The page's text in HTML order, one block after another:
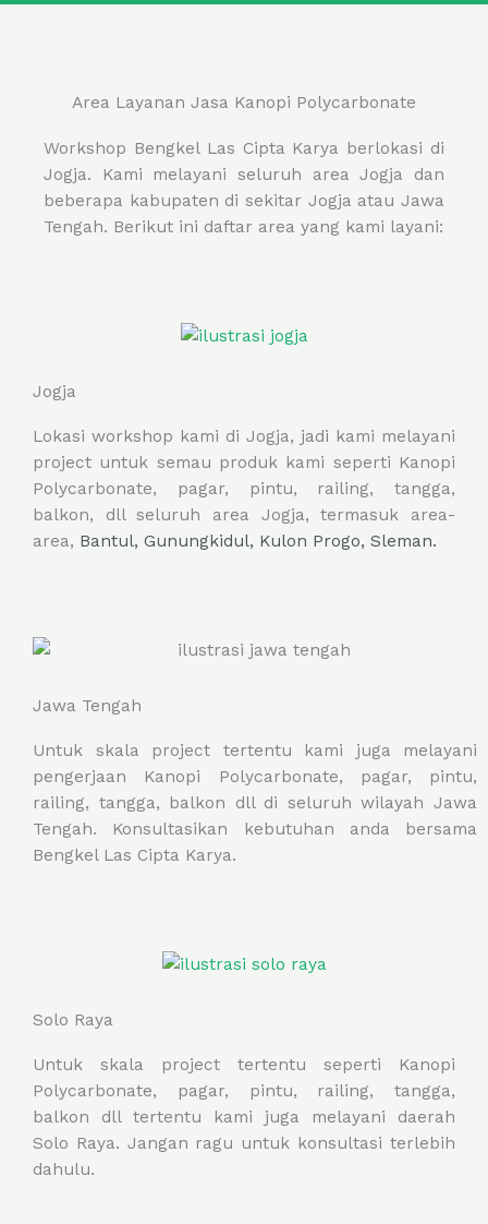
Area Layanan Jasa Kanopi Polycarbonate
Workshop Bengkel Las Cipta Karya berlokasi di
Jogja. Kami melayani seluruh area Jogja dan
beberapa kabupaten di sekitar Jogja atau Jawa
Tengah. Berikut ini daftar area yang kami layani:
Jogja
Lokasi workshop kami di Jogja, jadi kami melayani
project untuk semau produk kami seperti Kanopi
Polycarbonate, pagar, pintu, railing, tangga,
balkon, dll seluruh area Jogja, termasuk area-
area, Bantul, Gunungkidul, Kulon Progo, Sleman.
Jawa Tengah
Untuk skala project tertentu kami juga melayani
pengerjaan Kanopi Polycarbonate, pagar, pintu,
railing, tangga, balkon dll di seluruh wilayah Jawa
Tengah. Konsultasikan kebutuhan anda bersama
Bengkel Las Cipta Karya.
Solo Raya
Untuk skala project tertentu seperti Kanopi
Polycarbonate, pagar, pintu, railing, tangga,
balkon dll tertentu kami juga melayani daerah
Solo Raya. Jangan ragu untuk konsultasi terlebih
dahulu.